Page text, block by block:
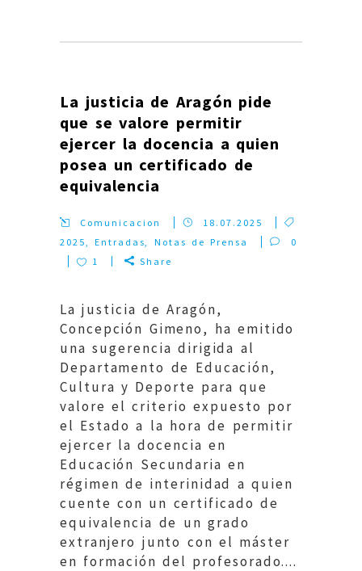
La justicia de Aragón pide
que se valore permitir
ejercer la docencia a quien
posea un certificado de
equivalencia
Comunicacion
18.07.2025
2025,Entradas, Notas de Prensa
0
1
Share
La justicia de Aragón,
Concepción Gimeno, ha emitido
una sugerencia dirigida al
Departamento de Educación,
Cultura y Deporte para que
valore el criterio expuesto por
el Estado a la hora de permitir
ejercer la docencia en
Educación Secundaria en
régimen de interinidad a quien
cuente con un certificado de
equivalencia de un grado
extranjero junto con el máster
en formación del profesorado....